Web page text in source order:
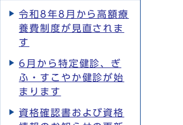
令和8年8月から高額療
養費制度が見直されま
す
6月から特定健診、ぎ
ふ・すこやか健診が始
まります
資格確認書および資格